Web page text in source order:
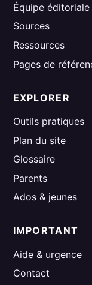
Équipe éditoriale
Sources
Ressources
Pages de
EXPLORER
Outils pratiques
Plan du site
Glossaire
Parents
Ados & jeunes
IMPORTANT
Aide & urgence
Contact